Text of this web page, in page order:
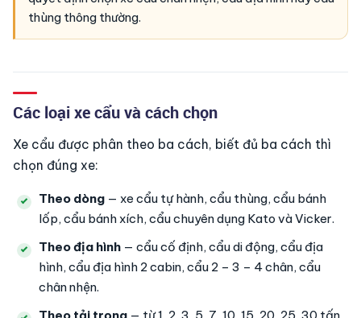
thùng thông thường.
Các loại xe cẩu và cách chọn
Xe cẩu được phân theo ba cách, biết đủ ba cách thì
chọn đúng xe:
Theo dòng — xe cẩu tự hành, cẩu thùng, cẩu bánh
lốp, cẩu bánh xích, cẩu chuyên dụng Kato và Vicker.
Theo địa hình — cẩu cố định, cẩu di động, cẩu địa
hình, cẩu địa hình 2 cabin, cẩu 2 – 3 – 4 chân, cẩu
chân nhện.